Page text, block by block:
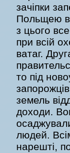
зачіпки
Польщею в
з цього
при всій
ватаг.
то під
земель
доходи.
людей.
нарешті,